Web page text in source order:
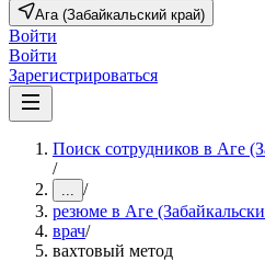
Ага (Забайкальский край)
Войти
Войти
Зарегистрироваться
Поиск сотрудников в Аге
/
... /
резюме в Аге
врач/
вахтовый метод